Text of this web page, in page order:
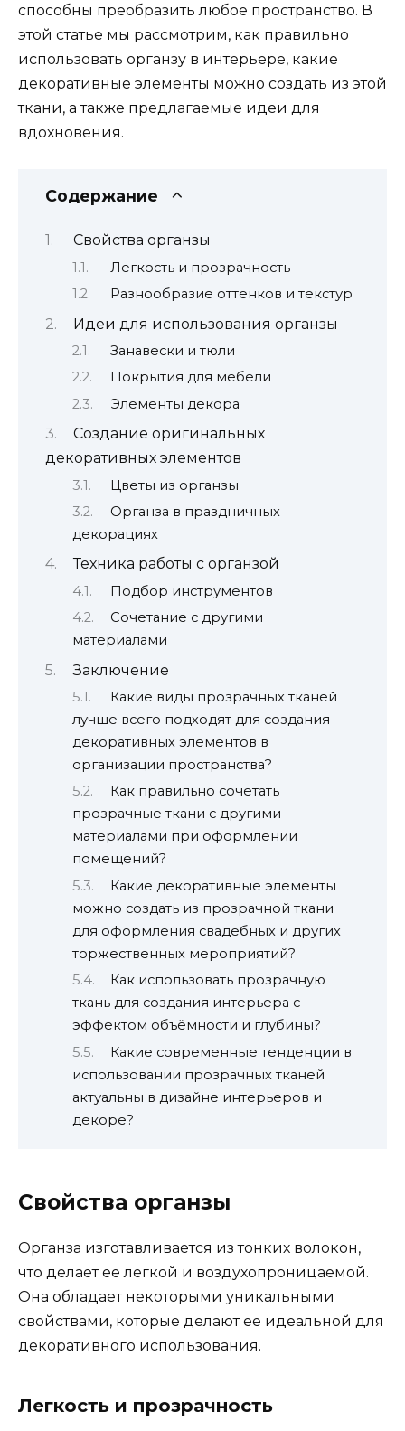
способны преобразить любое пространство. В
этой статье мы рассмотрим, как правильно
использовать органзу в интерьере, какие
декоративные элементы можно создать из этой
ткани, а также предлагаемые идеи для
вдохновения.
Содержание
Свойства органзы
Легкость и прозрачность
Разнообразие оттенков и текстур
Идеи для использования органзы
Занавески и тюли
Покрытия для мебели
Элементы декора
Создание оригинальных
декоративных элементов
Цветы из органзы
Органза в праздничных
декорациях
Техника работы с органзой
Подбор инструментов
Сочетание с другими
материалами
Заключение
Какие виды прозрачных тканей
лучше всего подходят для создания
декоративных элементов в
организации пространства?
Как правильно сочетать
прозрачные ткани с другими
материалами при оформлении
помещений?
Какие декоративные элементы
можно создать из прозрачной ткани
для оформления свадебных и других
торжественных мероприятий?
Как использовать прозрачную
ткань для создания интерьера с
эффектом объёмности и глубины?
Какие современные тенденции в
использовании прозрачных тканей
актуальны в дизайне интерьеров и
декоре?
Свойства органзы
Органза изготавливается из тонких волокон,
что делает ее легкой и воздухопроницаемой.
Она обладает некоторыми уникальными
свойствами, которые делают ее идеальной для
декоративного использования.
Легкость и прозрачность